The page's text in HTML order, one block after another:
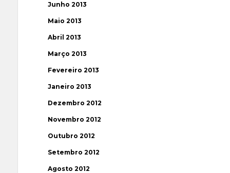
Junho 2013
Maio 2013
Abril 2013
Março 2013
Fevereiro 2013
Janeiro 2013
Dezembro 2012
Novembro 2012
Outubro 2012
Setembro 2012
Agosto 2012